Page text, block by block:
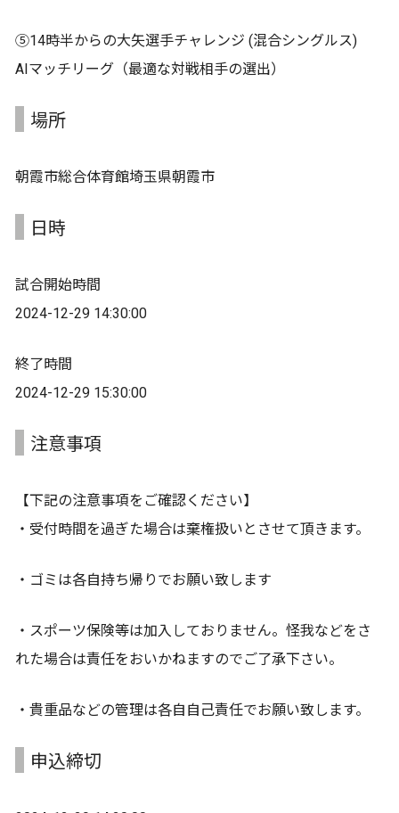
⑤14時半からの大矢選手チャレンジ (混合シングルス)
AIマッチリーグ（最適な対戦相手の選出）
場所
朝霞市総合体育館埼玉県朝霞市
日時
試合開始時間
2024-12-29 14:30:00
終了時間
2024-12-29 15:30:00
注意事項
【下記の注意事項をご確認ください】
・受付時間を過ぎた場合は棄権扱いとさせて頂きます。
・ゴミは各自持ち帰りでお願い致します
・スポーツ保険等は加入しておりません。怪我などをさ
れた場合は責任をおいかねますのでご了承下さい。
・貴重品などの管理は各自自己責任でお願い致します。
申込締切